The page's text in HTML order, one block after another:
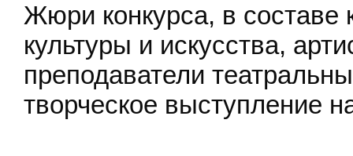
Жюри конкурса, в составе
культуры и искусства,
преподаватели
творческое выступление